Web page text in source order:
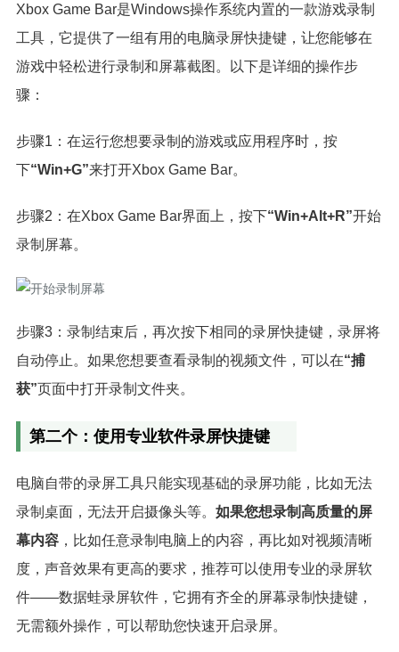
Xbox Game Bar是Windows操作系统内置的一款游戏录制
工具，它提供了一组有用的电脑录屏快捷键，让您能够在
游戏中轻松进行录制和屏幕截图。以下是详细的操作步
骤：
步骤1：在运行您想要录制的游戏或应用程序时，按
下“Win+G”来打开Xbox Game Bar。
步骤2：在Xbox Game Bar界面上，按下“Win+Alt+R”开始
录制屏幕。
步骤3：录制结束后，再次按下相同的录屏快捷键，录屏将
自动停止。如果您想要查看录制的视频文件，可以在“捕
获”页面中打开录制文件夹。
第二个：使用专业软件录屏快捷键
电脑自带的录屏工具只能实现基础的录屏功能，比如无法
录制桌面，无法开启摄像头等。 如果您想录制高质量的屏
幕内容，比如任意录制电脑上的内容，再比如对视频清晰
度，声音效果有更高的要求，推荐可以使用专业的录屏软
件——数据蛙录屏软件，它拥有齐全的屏幕录制快捷键，
无需额外操作，可以帮助您快速开启录屏。